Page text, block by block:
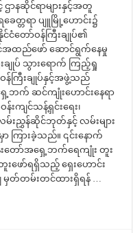
ာနဆိုင်ရာများနှင့်အတူ
ေတ္တရာ ပျူမြို့ဟောင်း၌
င်ငံတော်ဝန်ကြီးချုပ်၏
င်အထည်ဖော် ဆောင်ရွက်နေမှု
းချုပ် သွားရောက် ကြည့်ရှု
ဝန်ကြီးချုပ်နှင့်အဖွဲ့သည်
ဘက် ဆင်ကျုံးဟောင်းနေရာ
းကျင်သန့်ရှင်းရေး၊
ညွှန်ဆိုင်ဘုတ်နှင့် လမ်းများ
ကြားခဲ့သည်။ ၎င်းနောက်
းတော်အရှေ့ဘက်ရေကျုံး တူး
းဖော်ရရှိသည့် ရှေးဟောင်း
မှတ်တမ်းတင်ထားရှိရန် …